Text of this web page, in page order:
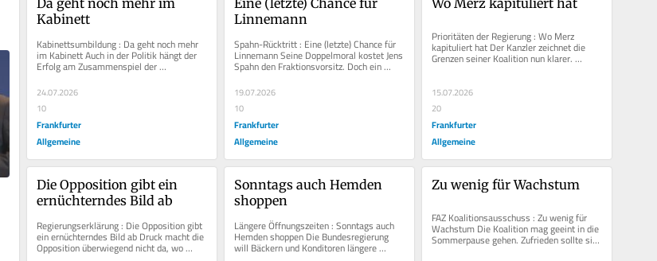
Kabinett
Kabinettsumbildung : Da geht noch mehr
im Kabinett Auch in der Politik hängt der
Erfolg am Zusammenspiel der
Mannschaft. Eine Schwachstelle in der...
24.07.2026
10
Frankfurter
Allgemeine
Linnemann
Spahn-Rücktritt : Eine (letzte) Chance für
Linnemann Seine Doppelmoral kostet Jens
Spahn den Fraktionsvorsitz. Doch ein
Glaubwürdigkeitsproblem hat...
19.07.2026
10
Frankfurter
Allgemeine
Prioritäten der Regierung : Wo Merz
kapituliert hat Der Kanzler zeichnet die
Grenzen seiner Koalition nun klarer.
15.07.2026
20
Frankfurter
Allgemeine
Die Opposition gibt ein
ernüchterndes Bild ab
Regierungserklärung : Die Opposition gibt
ein ernüchterndes Bild ab Druck macht die
Opposition überwiegend nicht da, wo
Sonntags auch Hemden
shoppen
Längere Öffnungszeiten : Sonntags auch
Hemden shoppen Die Bundesregierung
will Bäckern und Konditoren längere
Zu wenig für Wachstum
FAZ Koalitionsausschuss : Zu wenig für
Wachstum Die Koalition mag geeint in die
Sommerpause gehen. Zufrieden sollte sie
mit ihrem Kompromisspaket...